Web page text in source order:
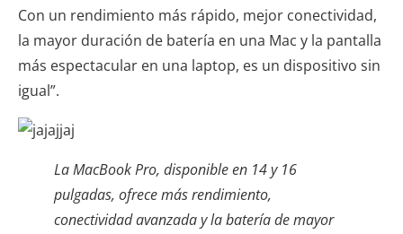
Con un rendimiento más rápido, mejor conectividad,
la mayor duración de batería en una Mac y la pantalla
más espectacular en una laptop, es un dispositivo sin
igual”.
La MacBook Pro, disponible en 14 y 16
pulgadas, ofrece más rendimiento,
conectividad avanzada y la batería de mayor